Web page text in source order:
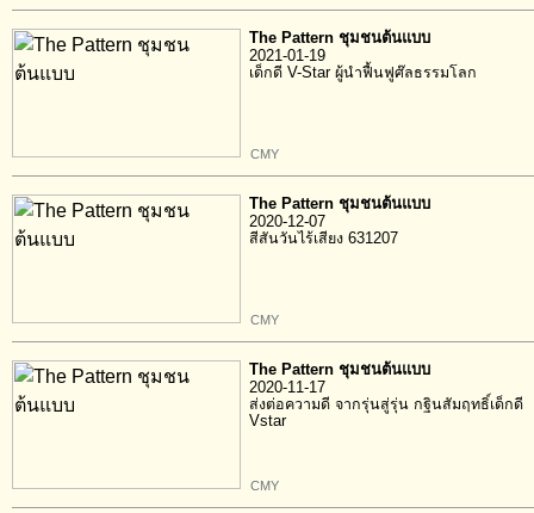
The Pattern ชุมชนต้นแบบ
2021-01-19
เด็กดี V-Star ผู้นำฟื้นฟูศ๊ลธรรมโลก
CMY
The Pattern ชุมชนต้นแบบ
2020-12-07
สีสันวันไร้เสียง 631207
CMY
The Pattern ชุมชนต้นแบบ
2020-11-17
ส่งต่อความดี จากรุ่นสู่รุ่น กฐินสัมฤทธิ์เด็กดี
Vstar
CMY